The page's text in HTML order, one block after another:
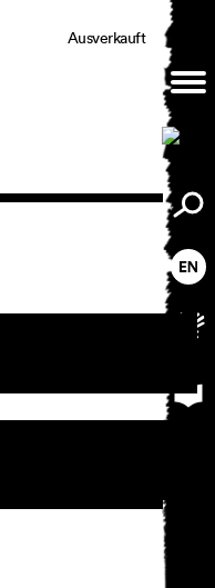
Ausverkauft